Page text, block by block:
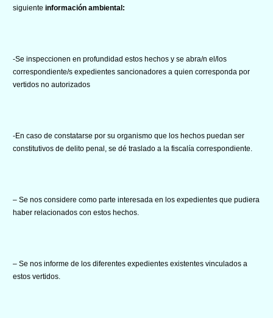
siguiente información ambiental:
-Se inspeccionen en profundidad estos hechos y se abra/n el/los
correspondiente/s expedientes sancionadores a quien corresponda por
vertidos no autorizados
-En caso de constatarse por su organismo que los hechos puedan ser
constitutivos de delito penal, se dé traslado a la fiscalía correspondiente.
– Se nos considere como parte interesada en los expedientes que pudiera
haber relacionados con estos hechos.
– Se nos informe de los diferentes expedientes existentes vinculados a
estos vertidos.